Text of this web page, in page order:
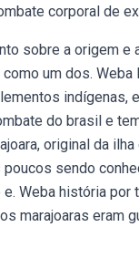
corporal de
sobre a origem e
um dos.
indígenas,
do brasil e
original da
poucos sendo
Weba história por
marajoaras eram